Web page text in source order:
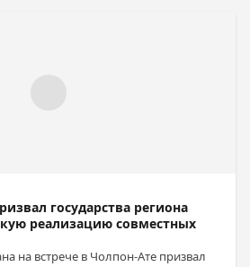
государства региона
реализацию совместных
на встрече в Чолпон-Ате призвал